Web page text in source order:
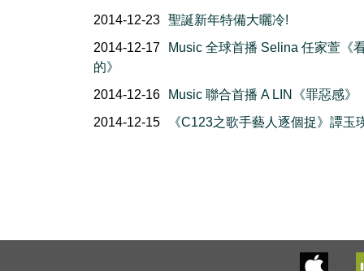
2014-12-23 聖誕新年特備大曬冷!
2014-12-17
Music 全球首播 Selina 任家萱《
的》
2014-12-16
Music 聯合首播 A LIN《罪惡感》
2014-12-15
《C123之歌手藝人逐個捉》譚玉